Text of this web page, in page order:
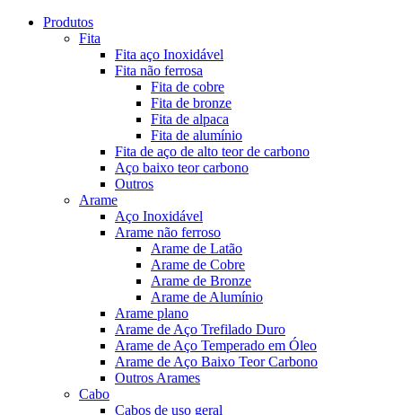
Produtos
Fita
Fita aço Inoxidável
Fita não ferrosa
Fita de cobre
Fita de bronze
Fita de alpaca
Fita de alumínio
Fita de aço de alto teor de carbono
Aço baixo teor carbono
Outros
Arame
Aço Inoxidável
Arame não ferroso
Arame de Latão
Arame de Cobre
Arame de Bronze
Arame de Alumínio
Arame plano
Arame de Aço Trefilado Duro
Arame de Aço Temperado em Óleo
Arame de Aço Baixo Teor Carbono
Outros Arames
Cabo
Cabos de uso geral